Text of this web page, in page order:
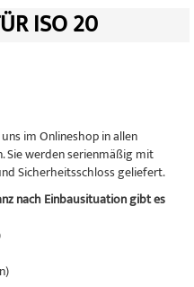
ISO 20
im Onlineshop in allen
Sie werden serienmäßig mit
Sicherheitsschloss geliefert.
nach Einbausituation gibt es